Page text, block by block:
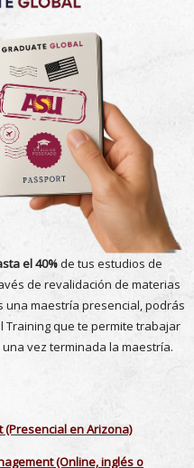
el 40%de tus estudios de
de revalidación de materias
una maestría presencial, podrás
Training que te permite trabajar
, una vez terminada la maestría.
en Arizona)
(Online, inglés o